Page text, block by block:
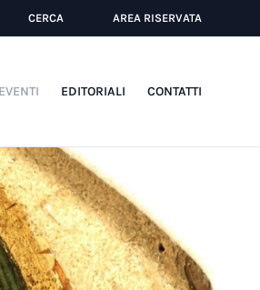
CERCA AREA RISERVATA
EVENTI EDITORIALI CONTATTI